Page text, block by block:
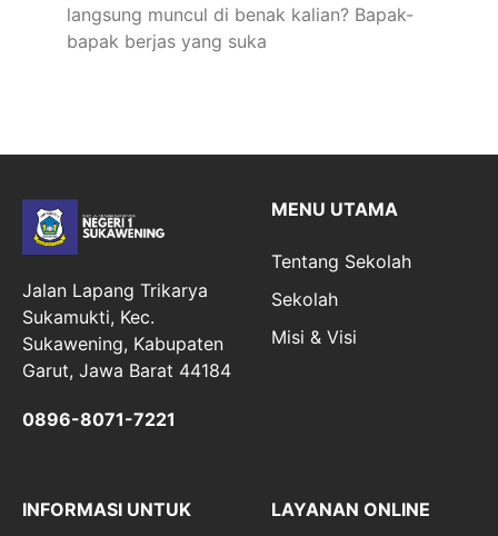
langsung muncul di benak kalian? Bapak-
bapak berjas yang suka
Jalan Lapang Trikarya
Sukamukti, Kec.
Sukawening, Kabupaten
Garut, Jawa Barat 44184
0896-8071-7221
MENU UTAMA
Tentang Sekolah
Sekolah
Misi & Visi
INFORMASI UNTUK LAYANAN ONLINE